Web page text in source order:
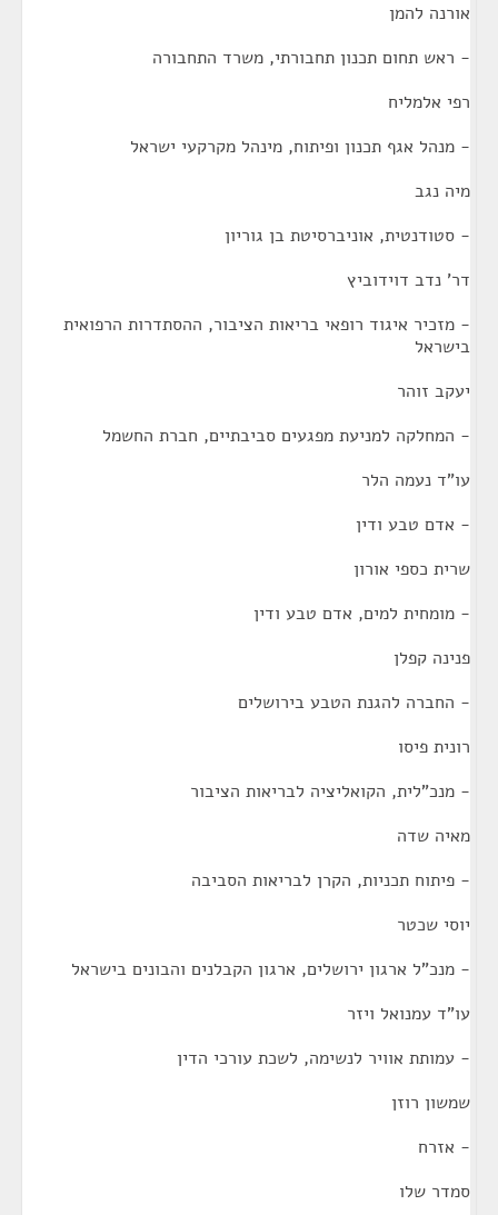
אורנה להמן
- ראש תחום תכנון תחבורתי, משרד התחבורה
רפי אלמליח
- מנהל אגף תכנון ופיתוח, מינהל מקרקעי ישראל
מיה נגב
- סטודנטית, אוניברסיטת בן גוריון
דר' נדב דוידוביץ
- מזכיר איגוד רופאי בריאות הציבור, ההסתדרות הרפואית
בישראל
יעקב זוהר
- המחלקה למניעת מפגעים סביבתיים, חברת החשמל
עו"ד נעמה הלר
- אדם טבע ודין
שרית כספי אורון
- מומחית למים, אדם טבע ודין
פנינה קפלן
- החברה להגנת הטבע בירושלים
רונית פיסו
- מנכ"לית, הקואליציה לבריאות הציבור
מאיה שדה
- פיתוח תכניות, הקרן לבריאות הסביבה
יוסי שכטר
- מנכ"ל ארגון ירושלים, ארגון הקבלנים והבונים בישראל
עו"ד עמנואל ויזר
- עמותת אוויר לנשימה, לשכת עורכי הדין
שמשון רוזן
- אזרח
סמדר שלו